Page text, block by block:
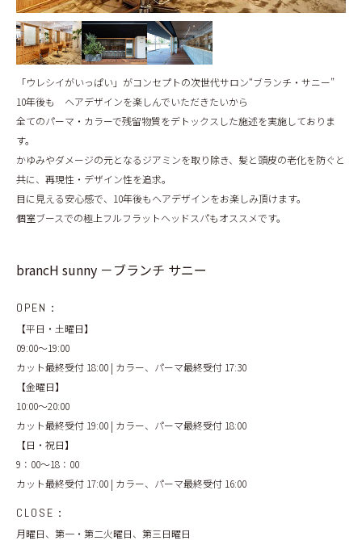
「ウレシイがいっぱい」がコンセプトの次世代サロン“ブランチ・サニー”
10年後も ヘアデザインを楽しんでいただきたいから
全てのパーマ・カラーで残留物質をデトックスした施述を実施しておりま
す。
かゆみやダメージの元となるジアミンを取り除き、髪と頭皮の老化を防ぐと
共に、再現性・デザイン性を追求。
目に見える安心感で、10年後もヘアデザインをお楽しみ頂けます。
個室ブースでの極上フルフラットヘッドスパもオススメです。
brancH sunny －ブランチ サニー
OPEN：
【平日・土曜日】
09:00～19:00
カット最終受付 18:00 | カラー、パーマ最終受付 17:30
【金曜日】
10:00～20:00
カット最終受付 19:00 | カラー、パーマ最終受付 18:00
【日・祝日】
9：00～18：00
カット最終受付 17:00 | カラー、パーマ最終受付 16:00
CLOSE：
月曜日、第一・第二火曜日、第三日曜日